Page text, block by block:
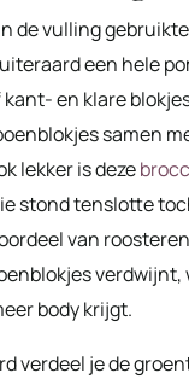
de vulling
een hele
en klare
samen
lekker is deze
stond tenslotte
van
verdwijnt,
body krijgt.
verdeel je de